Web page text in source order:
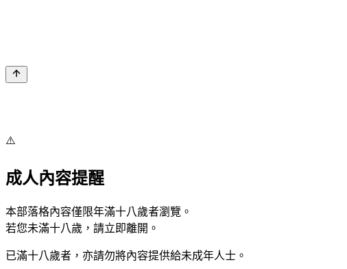
⚠️
成人內容提醒
本部落格內容僅限年滿十八歲者瀏覽。
若您未滿十八歲，請立即離開。
已滿十八歲者，亦請勿將內容提供給未成年人士。